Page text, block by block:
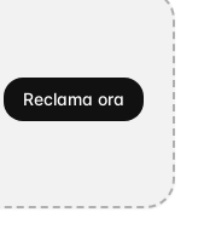
Reclama ora